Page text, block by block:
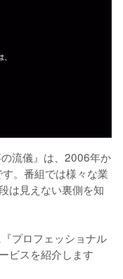
流儀』は、2006年か
。番組では様々な業
は見えない裏側を知
プロフェッショナル
ビスを紹介します